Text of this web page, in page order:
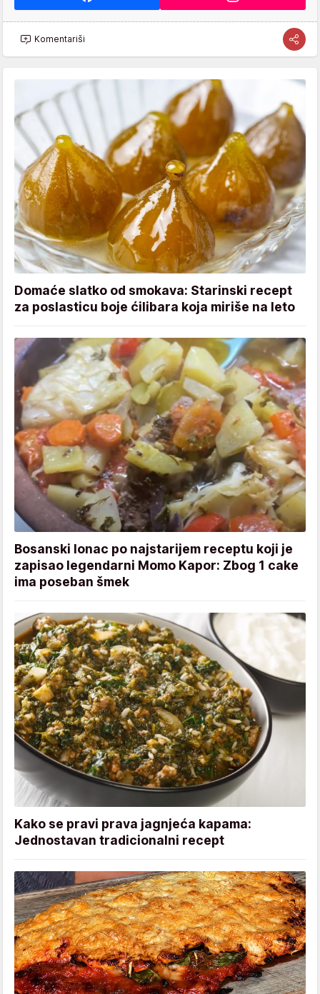
Komentariši
Domaće slatko od smokava: Starinski recept
za poslasticu boje ćilibara koja miriše na leto
Bosanski lonac po najstarijem receptu koji je
zapisao legendarni Momo Kapor: Zbog 1 cake
ima poseban šmek
Kako se pravi prava jagnjeća kapama:
Jednostavan tradicionalni recept